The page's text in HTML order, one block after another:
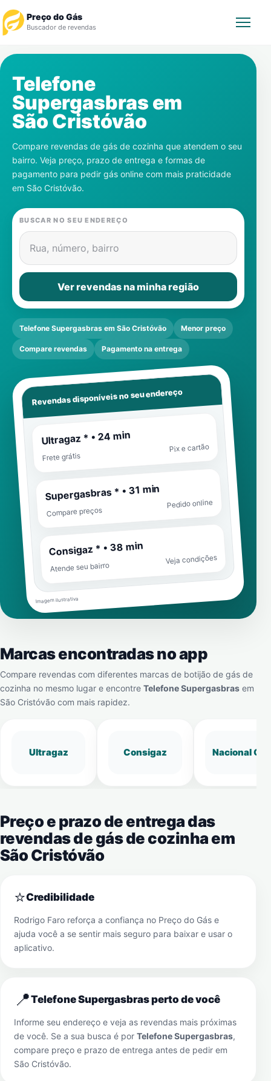
Preço do Gás
Buscador de revendas
Revendedor
Notícias
Cadastre-se
Gás
Contatos
Telefone
Supergasbras em
São Cristóvão
Compare revendas de gás de cozinha que atendem o seu
bairro. Veja preço, prazo de entrega e formas de
pagamento para pedir gás online com mais praticidade
em São Cristóvão.
BUSCAR NO SEU ENDEREÇO
Rua, número, bairro
Ver revendas na minha região
Telefone Supergasbras em São Cristóvão Menor preço
Compare revendas Pagamento na entrega
Revendas disponíveis no seu endereço
Ultragaz * • 24 min
Frete grátis
Pix e cartão
Supergasbras * • 31 min
Compare preços
Pedido online
Consigaz * • 38 min
Atende seu bairro
Veja condições
Imagem ilustrativa
Marcas encontradas no app
Compare revendas com diferentes marcas de botijão de gás de
cozinha no mesmo lugar e encontre Telefone Supergasbras em
São Cristóvão com mais rapidez.
Ultragaz Consigaz Nacional Gás
Preço e prazo de entrega das
revendas de gás de cozinha em
São Cristóvão
⭐Credibilidade
Rodrigo Faro reforça a confiança no Preço do Gás e
ajuda você a se sentir mais seguro para baixar e usar o
aplicativo.
📍Telefone Supergasbras perto de você
Informe seu endereço e veja as revendas mais próximas
de você. Se a sua busca é por Telefone Supergasbras,
compare preço e prazo de entrega antes de pedir em
São Cristóvão.